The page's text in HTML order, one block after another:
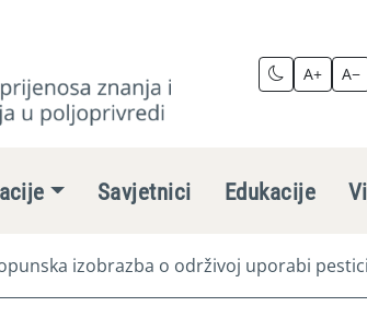
A+ A−
Savjetnici Edukacije
izobrazba o održivoj uporabi